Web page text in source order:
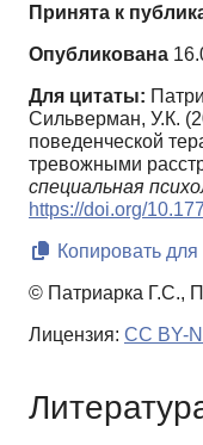
Принята к
Опубликована
Для цитаты:
Сильверман, У.К.
поведенческой
тревожными
специальная
https://doi.org/
Копировать для
© Патриарка Г.С.,
Лицензия: CC BY-